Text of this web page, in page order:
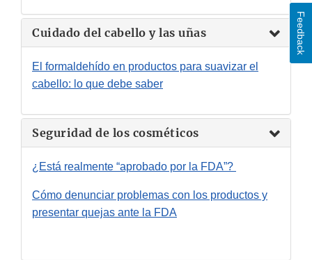
Cuidado del cabello y las uñas
El formaldehído en productos para suavizar el
cabello: lo que debe saber
Seguridad de los cosméticos
¿Está realmente “aprobado por la FDA”?
Cómo denunciar problemas con los productos y
presentar quejas ante la FDA
Feedback